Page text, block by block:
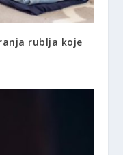
rublja koje